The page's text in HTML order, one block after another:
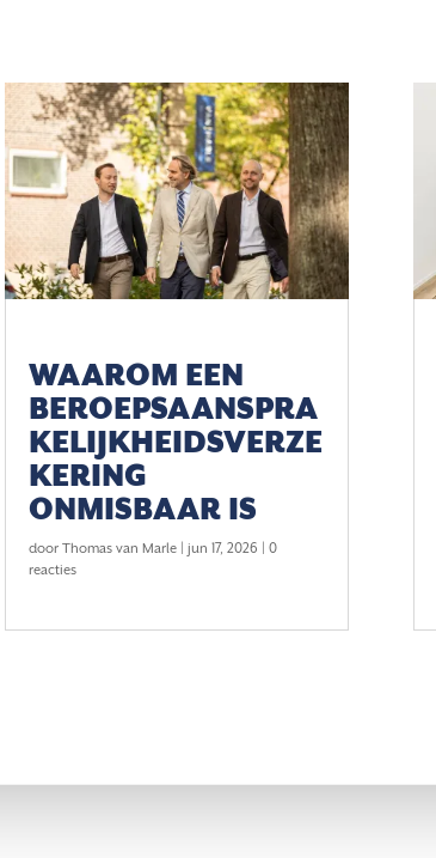
WAAROM EEN
BEROEPSAANSPRA
KELIJKHEIDSVERZE
KERING
ONMISBAAR IS
door Thomas van Marle| jun 17, 2026 | 0
reacties